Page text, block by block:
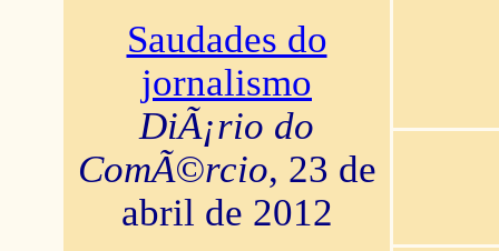
Saudades do
jornalismo
DiÃ¡rio do
ComÃ©rcio, 23 de
abril de 2012